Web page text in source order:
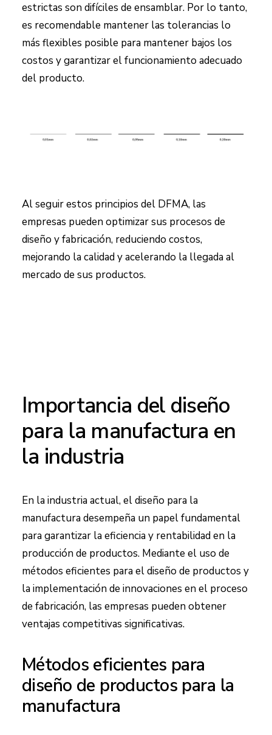
estrictas son difíciles de ensamblar. Por lo tanto,
es recomendable mantener las tolerancias lo
más flexibles posible para mantener bajos los
costos y garantizar el funcionamiento adecuado
del producto.
Al seguir estos principios del DFMA, las
empresas pueden optimizar sus procesos de
diseño y fabricación, reduciendo costos,
mejorando la calidad y acelerando la llegada al
mercado de sus productos.
Importancia del diseño
para la manufactura en
la industria
En la industria actual, el diseño para la
manufactura desempeña un papel fundamental
para garantizar la eficiencia y rentabilidad en la
producción de productos. Mediante el uso de
métodos eficientes para el diseño de productos y
la implementación de innovaciones en el proceso
de fabricación, las empresas pueden obtener
ventajas competitivas significativas.
Métodos eficientes para
diseño de productospara la
manufactura